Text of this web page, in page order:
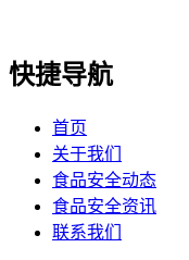
快捷导航
首页
关于我们
食品安全动态
食品安全资讯
联系我们